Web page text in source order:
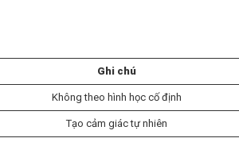
Ghi chú
Không theo hình học cố định
Tạo cảm giác tự nhiên